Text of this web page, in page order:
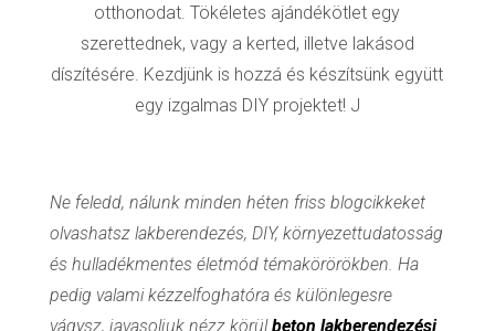
otthonodat. Tökéletes ajándékötlet egy
szerettednek, vagy a kerted, illetve lakásod
díszítésére. Kezdjünk is hozzá és készítsünk együtt
egy izgalmas DIY projektet! J
Ne feledd, nálunk minden héten friss blogcikkeket
olvashatsz lakberendezés, DIY, környezettudatosság
és hulladékmentes életmód témakörörökben. Ha
pedig valami kézzelfoghatóra és különlegesre
vágysz, javasoljuk nézz körülbeton lakberendezési